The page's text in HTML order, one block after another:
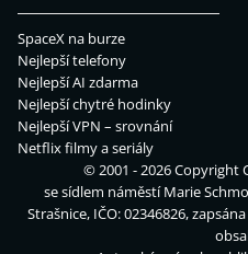
SpaceX na burze
Nejlepší telefony
Nejlepší AI zdarma
Nejlepší chytré hodinky
Nejlepší VPN – srovnání
Netflix filmy a seriály
© 2001 - 2026 Copyright
se sídlem náměstí Marie
Strašnice, IČO: 02346826,